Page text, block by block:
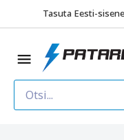
Tasuta Eesti-